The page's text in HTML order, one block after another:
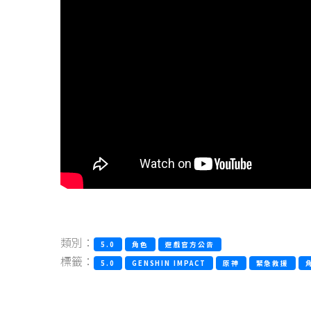
類別： 5.0 角色 遊戲官方公告
標籤： 5.0 GENSHIN IMPACT 原神 緊急救援